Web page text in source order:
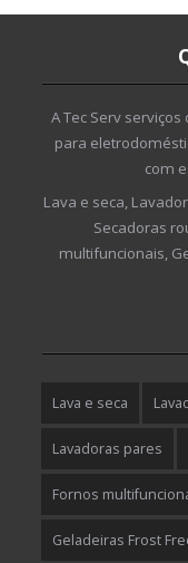
A Tec Serv
para
com
Lava e seca,
Secadoras
multifuncionais,
Lava e seca
Lavadoras pares
Fornos
Geladeiras Frost